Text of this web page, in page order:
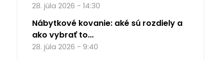
28. júla 2026 - 14:30
Nábytkové kovanie: aké sú rozdiely a
ako vybrať to...
28. júla 2026 - 9:40